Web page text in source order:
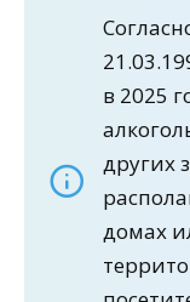
в 2025
других
домах